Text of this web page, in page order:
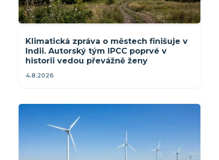
Klimatická zpráva o městech finišuje v
Indii. Autorský tým IPCC poprvé v
historii vedou převážně ženy
4.8.2026